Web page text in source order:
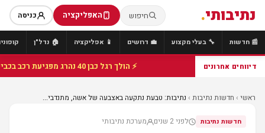
נתיבותי. חיפוש האפליקציה כניסה
📰 חדשות 🔧 בעלי מקצוע 💼 דרושים 📱 אפליקציה 🏠 נדל"ן
דיווחים אחרונים ⚡ הולך רגל כבן 40 נהרג מפגיעת רכב בכביש 25 סמוך לצומת הנשיא, מתנדבי זק"א פועלו בזירה
ראשי › חדשות נתיבות › נתיבות: טבעת נתקעה באצבעה של אשה, מתנדבי...
חדשות נתיבות לפני 2 שנים מערכת נתיבותי